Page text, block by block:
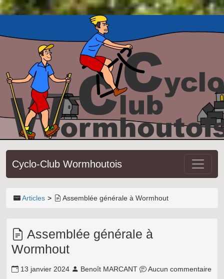
Cyclo-Club Wormhoutois
Articles Assemblée générale à Wormhout
Assemblée générale à
Wormhout
13 janvier 2024 Benoît MARCANT Aucun commentaire